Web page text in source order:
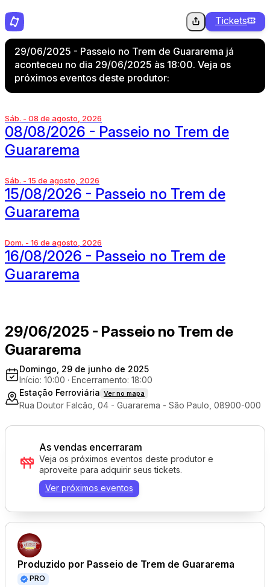
Tickets
29/06/2025 - Passeio no Trem de Guararema já
aconteceu no dia 29/06/2025 às 18:00. Veja os
próximos eventos deste produtor:
Sáb. - 08 de agosto, 2026
08/08/2026 - Passeio no Trem de
Guararema
Sáb. - 15 de agosto, 2026
15/08/2026 - Passeio no Trem de
Guararema
Dom. - 16 de agosto, 2026
16/08/2026 - Passeio no Trem de
Guararema
29/06/2025 - Passeio no Trem de
Guararema
Domingo, 29 de junho de 2025
Início: 10:00 · Encerramento: 18:00
Estação Ferroviária Ver no mapa
Rua Doutor Falcão, 04 - Guararema - São Paulo, 08900-000
Produzido por Passeio de Trem de Guararema
PRO
As vendas encerraram
Veja os próximos eventos deste produtor e
aproveite para adquirir seus tickets.
Ver próximos eventos